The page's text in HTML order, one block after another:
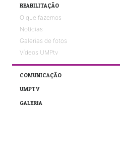
REABILITAÇÃO
O que fazemos
Notícias
Galerias de fotos
Vídeos UMPtv
COMUNICAÇÃO
UMPTV
GALERIA